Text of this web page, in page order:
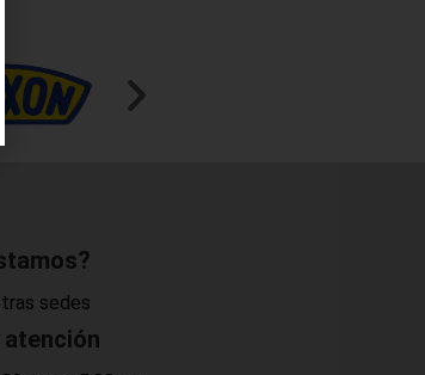
sedes
atención